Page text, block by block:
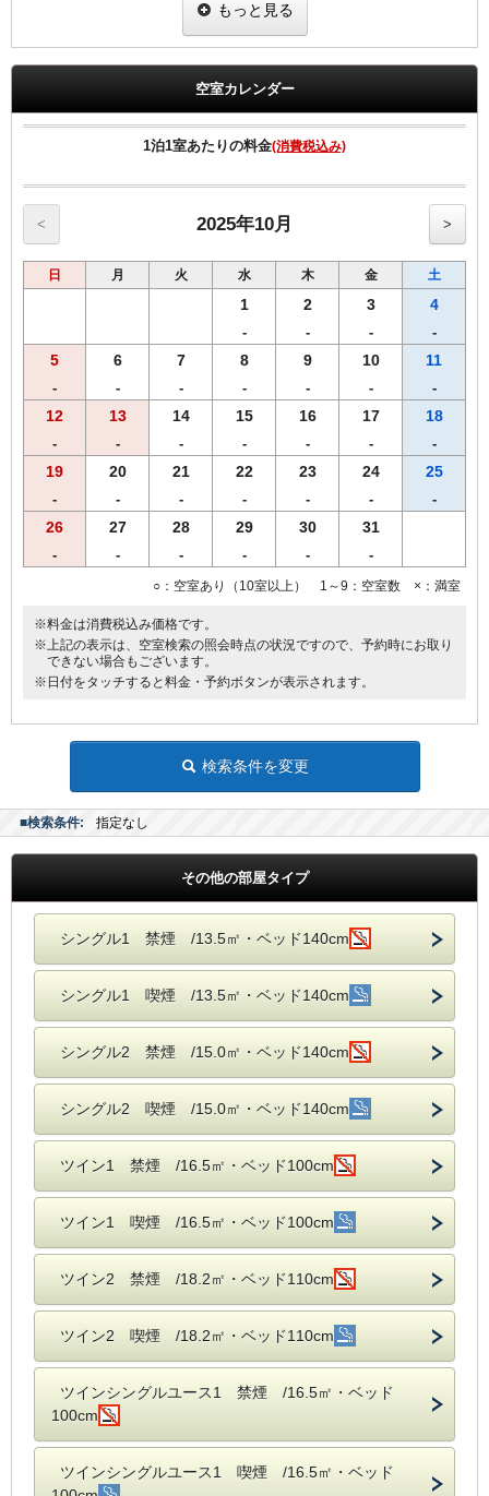
●高速インターネット回線(LAN接続/無料）
●全室、洗浄機付トイレ完備
●全室、加湿機能付空気清浄機設置
●枕元にUSBコンセント設置
もっと見る
空室カレンダー
1泊1室あたりの料金(消費税込み)
< 2025年10月 >
日 月 火 水 木 金 土
1
-
2
-
3
-
4
-
5
-
6
-
7
-
8
-
9
-
10
-
11
-
12
-
13
-
14
-
15
-
16
-
17
-
18
-
19
-
20
-
21
-
22
-
23
-
24
-
25
-
26
-
27
-
28
-
29
-
30
-
31
-
○：空室あり（10室以上） 1～9：空室数 ×：満室
※料金は消費税込み価格です。
※上記の表示は、空室検索の照会時点の状況ですので、予約時にお取り
できない場合もございます。
※日付をタッチすると料金・予約ボタンが表示されます。
検索条件を変更
■検索条件: 指定なし
その他の部屋タイプ
シングル1 禁煙 /13.5㎡・ベッド140cm
シングル1 喫煙 /13.5㎡・ベッド140cm
シングル2 禁煙 /15.0㎡・ベッド140cm
シングル2 喫煙 /15.0㎡・ベッド140cm
ツイン1 禁煙 /16.5㎡・ベッド100cm
ツイン1 喫煙 /16.5㎡・ベッド100cm
ツイン2 禁煙 /18.2㎡・ベッド110cm
ツイン2 喫煙 /18.2㎡・ベッド110cm
ツインシングルユース1 禁煙 /16.5㎡・ベッド
100cm
ツインシングルユース1 喫煙 /16.5㎡・ベッド